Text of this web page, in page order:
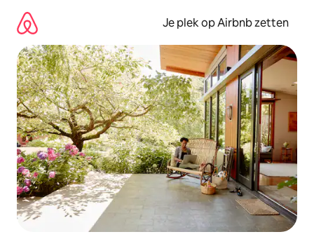
direct
naar
inhoud
Je plek op Airbnb zetten